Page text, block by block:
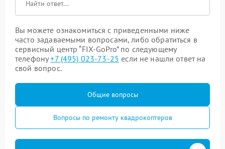
Вы можете ознакомиться с приведенными ниже
часто задаваемыми вопросами, либо обратиться в
сервисный центр “FIX-GoPro” по следующему
телефону+7 (495) 023-73-25 если не нашли ответ на
свой вопрос.
Общие вопросы
Вопросы по ремонту квадрокоптеров